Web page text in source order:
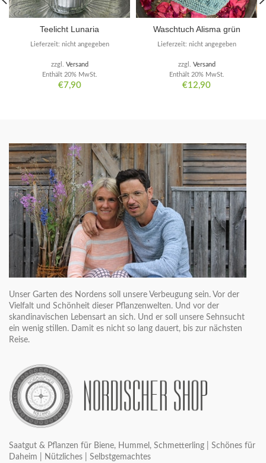
Teelicht Lunaria
€7,90
Enthält 20% MwSt.
zzgl. Versand
Lieferzeit: nicht angegeben
Waschtuch Alisma grün
€12,90
Enthält 20% MwSt.
zzgl. Versand
Lieferzeit: nicht angegeben
Unser Garten des Nordens soll unsere Verbeugung sein. Vor der
Vielfalt und Schönheit dieser Pflanzenwelten. Und vor der
skandinavischen Lebensart an sich. Und er soll unsere Sehnsucht
ein wenig stillen. Damit es nicht so lang dauert, bis zur nächsten
Reise.
Saatgut & Pflanzen für Biene, Hummel, Schmetterling | Schönes für
Daheim | Nützliches | Selbstgemachtes